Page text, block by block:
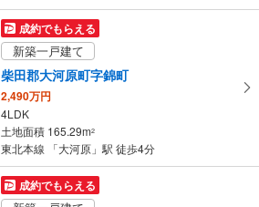
成約でもらえる
新築一戸建て
柴田郡大河原町字錦町
2,490万円
4LDK
土地面積 165.29m2
東北本線 「大河原」駅 徒歩4分
成約でもらえる